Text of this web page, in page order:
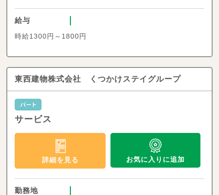
給与
時給1300円～1800円
東西建物株式会社 くつかけステイグループ
サービス
詳細を見る お気に入りに追加
勤務地